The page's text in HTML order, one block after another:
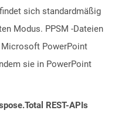
sich standardmäßig
Modus. PPSM -Dateien
PowerPoint
sie in PowerPoint
REST-APIs